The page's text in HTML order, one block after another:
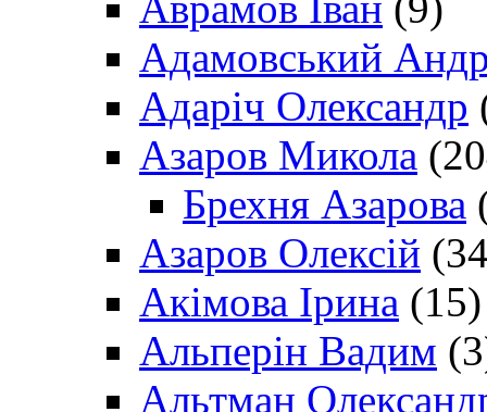
Адамовський
Адаріч Олександр
Азаров Микола
Брехня Азарова
Азаров Олексій
Акімова Ірина (15)
Альперін Вадим
Альтман